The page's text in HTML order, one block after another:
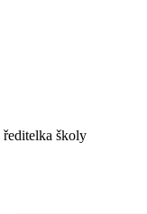
Mgr.
ředitelka školy